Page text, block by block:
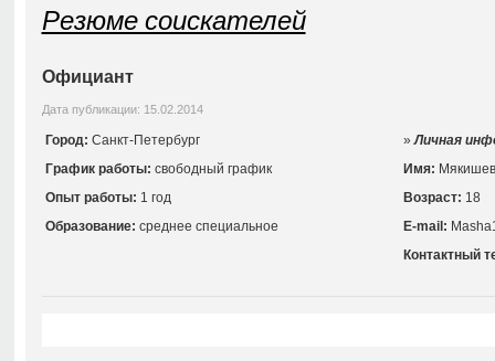
Резюме соискателей
Официант
Дата публикации: 15.02.2014
Город: Санкт-Петербург
График работы: свободный график
Опыт работы: 1 год
Образование: среднее специальное
»Личная
Имя:
Возраст: 18
E-mail:
Контактный